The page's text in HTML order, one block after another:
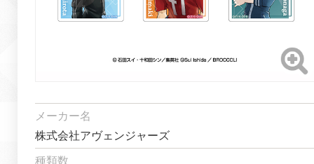
メーカー名
株式会社アヴェンジャーズ
種類数